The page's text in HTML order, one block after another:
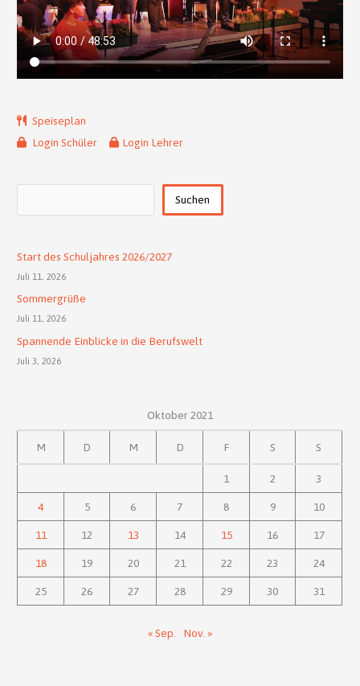
Speiseplan
Login Schüler
Login Lehrer
Suchen
Start des Schuljahres 2026/2027
Juli 11, 2026
Sommergrüße
Juli 11, 2026
Spannende Einblicke in die Berufswelt
Juli 3, 2026
Oktober 2021
M D M D F S S
1 2 3
4 5 6 7 8 9 10
11 12 13 14 15 16 17
18 19 20 21 22 23 24
25 26 27 28 29 30 31
« Sep. Nov. »